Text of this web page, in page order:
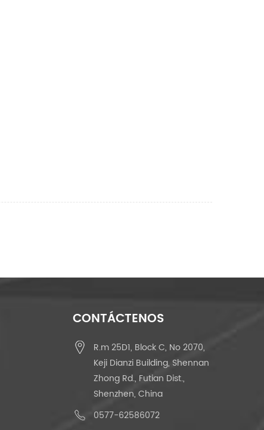
CONTÁCTENOS
R.m 25D1, Block C, No 2070,
Keji Dianzi Building, Shennan
Zhong Rd., Futian Dist.,
Shenzhen, China
0577-62586072